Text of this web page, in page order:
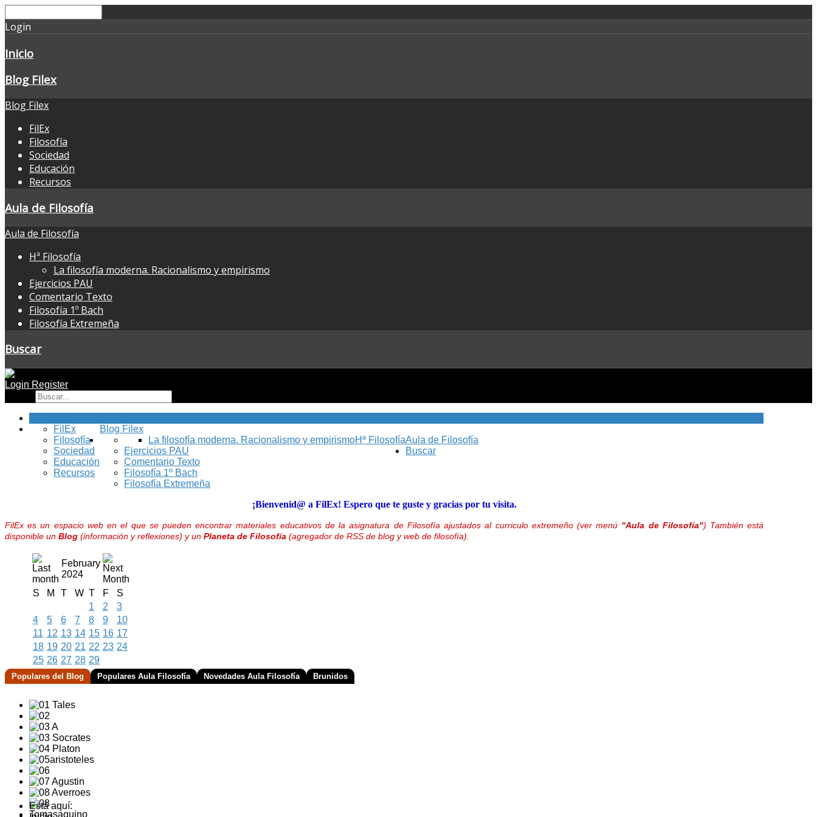
Login
Inicio
Blog Filex
Blog Filex
FilEx
Filosofía
Sociedad
Educación
Recursos
Aula de Filosofía
Aula de Filosofía
Hª Filosofía
La filosofía moderna. Racionalismo y empirismo
Ejercicios PAU
Comentario Texto
Filosofía 1º Bach
Filosofía Extremeña
Buscar
Login Register
Blog Filex
FilEx
Filosofía
Sociedad
Educación
Recursos
Aula de Filosofía
Hª Filosofía
La filosofía moderna. Racionalismo y empirismo
Ejercicios PAU
Comentario Texto
Filosofía 1º Bach
Filosofía Extremeña
Buscar
¡Bienvenid@ a FilEx! Espero que te guste y gracias por tu visita.
FilEx es un espacio web en el que se pueden encontrar materiales educativos de la asignatura de Filosofía ajustados al curriculo extremeño (ver menú "Aula de Filosofía") También está
disponible un Blog (información y reflexiones) y un Planeta de Filosofía (agregador de RSS de blog y web de filosofía).
February
2024
S
M T W T F
S
1
2
3
4
5 6 7 8 9
10
11 12 13 14 15 16 17
18 19 20 21 22 23 24
25 26 27 28 29
Populares del Blog Populares Aula Filosofía Novedades Aula Filosofía Brunidos
Está aquí: